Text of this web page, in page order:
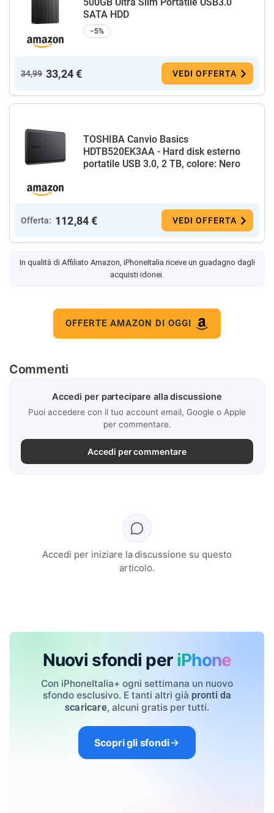
SATA HDD
−5%
34,99 33,24 € VEDI OFFERTA
TOSHIBA Canvio Basics
HDTB520EK3AA - Hard disk esterno
portatile USB 3.0, 2 TB, colore: Nero
Offerta: 112,84 € VEDI OFFERTA
In qualità di Affiliato Amazon, iPhoneItalia riceve un guadagno dagli
acquisti idonei.
OFFERTE AMAZON DI OGGI
Commenti
Accedi per partecipare alla discussione
Puoi accedere con il tuo account email, Google o Apple
per commentare.
Accedi per commentare
Accedi per iniziare la discussione su questo
articolo.
Nuovi sfondi per iPhone
Con iPhoneItalia+ ogni settimana un nuovo
sfondo esclusivo. E tanti altri già pronti da
scaricare, alcuni gratis per tutti.
Scopri gli sfondi